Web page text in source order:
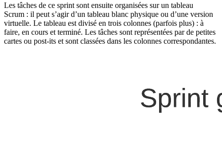
Les tâches de ce sprint sont ensuite organisées sur un tableau
Scrum : il peut s’agir d’un tableau blanc physique ou d’une version
virtuelle. Le tableau est divisé en trois colonnes (parfois plus) : à
faire, en cours et terminé. Les tâches sont représentées par de petites
cartes ou post-its et sont classées dans les colonnes correspondantes.